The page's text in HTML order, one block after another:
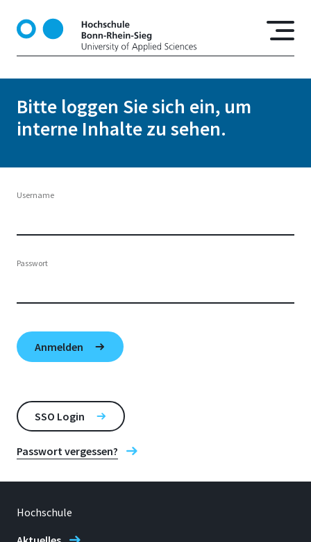
k
Bitte loggen Sie sich ein, um
interne Inhalte zu sehen.
Username
Passwort
SSO Login
Passwort vergessen?
Hochschule